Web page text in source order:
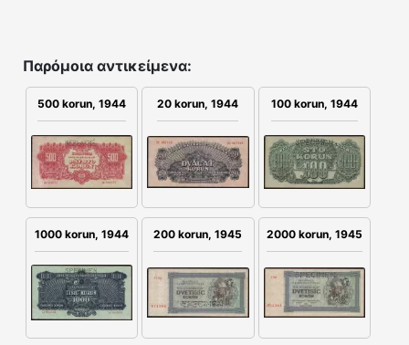
Παρόμοια αντικείμενα:
500 korun, 1944 20 korun, 1944 100 korun, 1944
1000 korun, 1944 200 korun, 1945 2000 korun, 1945